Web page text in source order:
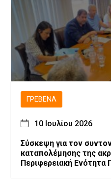
ΓΡΕΒΕΝΆ
10 Ιουλίου 2026
Σύσκεψη για τον
καταπολέμησης της
Περιφερειακή Ενότητα